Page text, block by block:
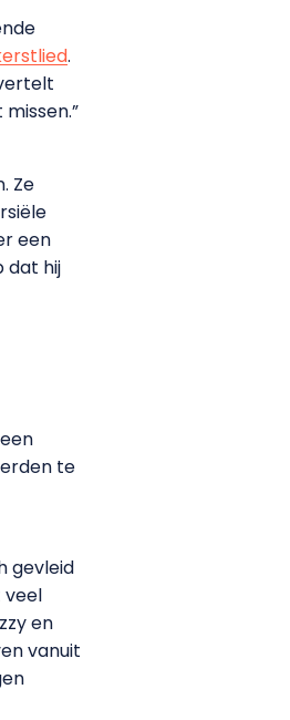
.
Ze
een
dat hij
te
gevleid
veel
en
vanuit